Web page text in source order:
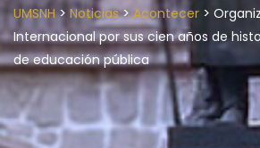
UMSNH> Noticias>Acontecer >
Internacional por sus cien años de
de educación pública